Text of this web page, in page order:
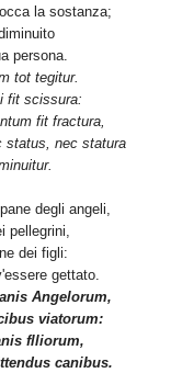
la sostanza;
persona.
tot tegitur.
fit scissura:
fit fractura,
status, nec statura
degli angeli,
pellegrini,
dei figli:
gettato.
Angelorum,
viatorum:
flliorum,
canibus.